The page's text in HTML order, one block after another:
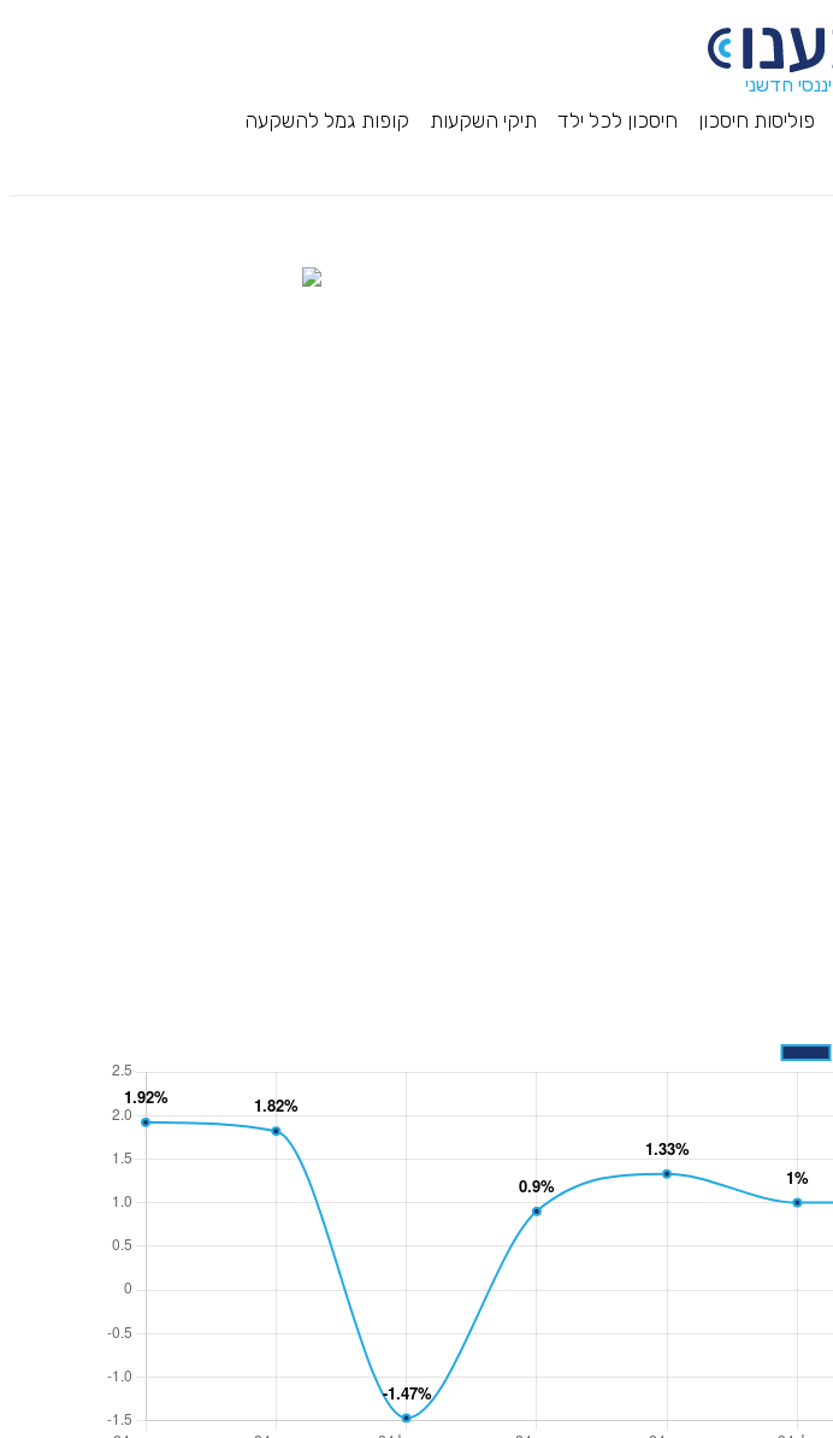
חדשני
פוליסות חיסכון חיסכון לכל ילד תיקי השקעות קופות גמל להשקעה